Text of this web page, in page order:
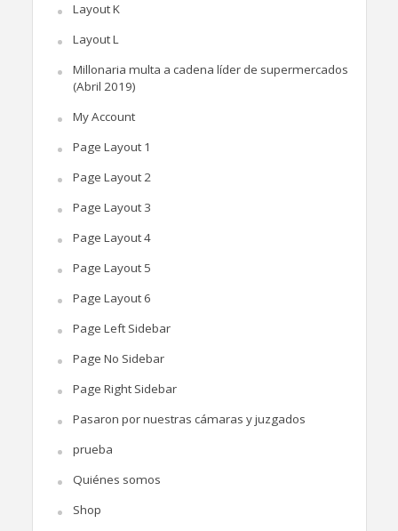
Layout K
Layout L
Millonaria multa a cadena líder de supermercados
(Abril 2019)
My Account
Page Layout 1
Page Layout 2
Page Layout 3
Page Layout 4
Page Layout 5
Page Layout 6
Page Left Sidebar
Page No Sidebar
Page Right Sidebar
Pasaron por nuestras cámaras y juzgados
prueba
Quiénes somos
Shop